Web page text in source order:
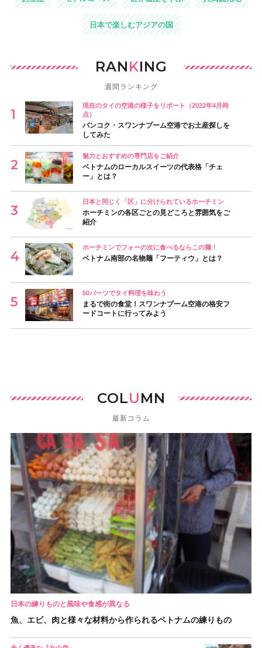
日本で楽しむアジアの国
RANKING
週間ランキング
現在のタイの空港の様子をリポート（2022年4月時
点）
バンコク・スワンナプーム空港でお土産探しを
してみた
魅力とおすすめの専門店をご紹介
ベトナムのローカルスイーツの代表格「チェ
ー」とは？
日本と同じく「区」に分けられているホーチミン
ホーチミンの各区ごとの見どころと雰囲気をご
紹介
ホーチミンでフォーの次に食べるならこの麺！
ベトナム南部の名物麺「フーティウ」とは？
50バーツでタイ料理を味わう
まるで街の食堂！スワンナプーム空港の格安フ
ードコートに行ってみよう
COLUMN
最新コラム
日本の練りものと風味や食感が異なる
魚、エビ、肉と様々な材料から作られるベトナムの練りもの